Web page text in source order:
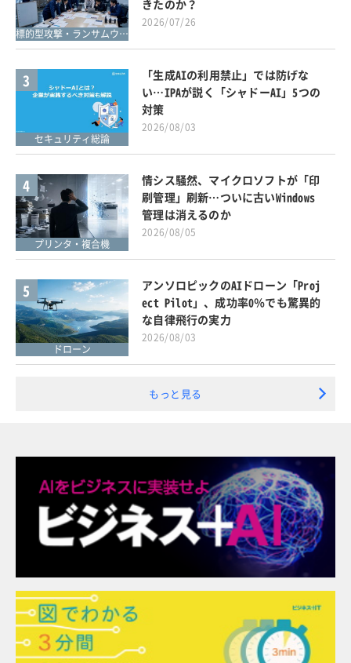
標的型攻撃・ランサムウェア対策
きたのか？
2026/07/26
3
セキュリティ総論
「生成AIの利用禁止」では防げな
い…IPAが説く「シャドーAI」5つの
対策
2026/08/03
4
プリンタ・複合機
情シス騒然、マイクロソフトが「印
刷管理」刷新…ついに古いWindows
管理は消えるのか
2026/08/05
5
ドローン
アンソロピックのAIドローン「Proj
ect Pilot」、成功率0％でも驚異的
な自律飛行の実力
2026/08/03
もっと見る